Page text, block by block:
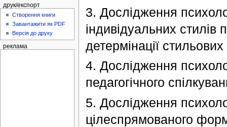
3. Дослідження
індивідуальних стилів
детермінації
4. Дослідження
педагогічного
5. Дослідження
цілеспрямованого
друк/експорт
Створення книги
Завантажити як PDF
Версія до друку
реклама